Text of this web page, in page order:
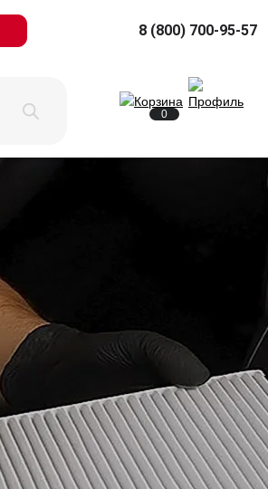
8 (800) 700-95-57
0